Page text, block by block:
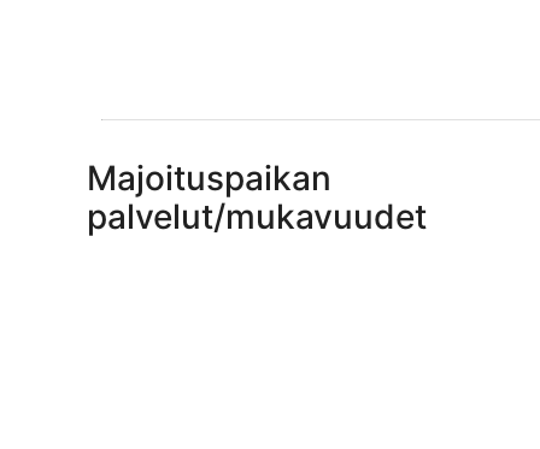
Majoituspaikan
palvelut/mukavuudet